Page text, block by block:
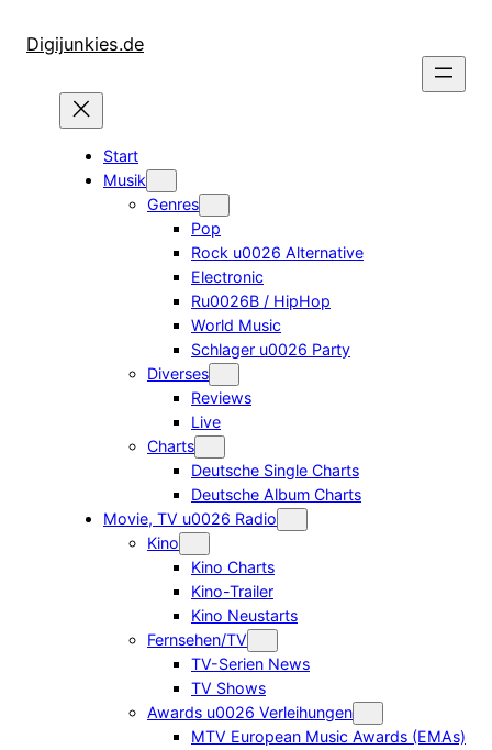
InhaltDigijunkies.de
Start
Musik
Genres
Pop
Rock u0026 Alternative
Electronic
Ru0026B / HipHop
World Music
Schlager u0026 Party
Diverses
Reviews
Live
Charts
Deutsche Single Charts
Deutsche Album Charts
Movie, TV u0026 Radio
Kino
Kino Charts
Kino-Trailer
Kino Neustarts
Fernsehen/TV
TV-Serien News
TV Shows
Awards u0026 Verleihungen
MTV European Music Awards (EMAs)